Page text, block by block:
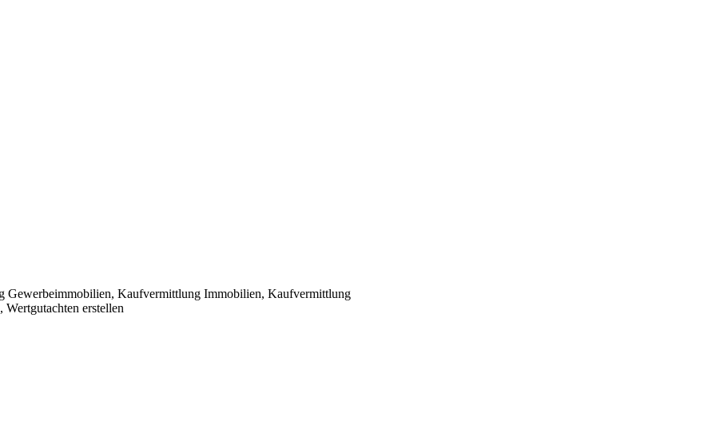
Kaufvermittlung Immobilien, Kaufvermittlung
erstellen